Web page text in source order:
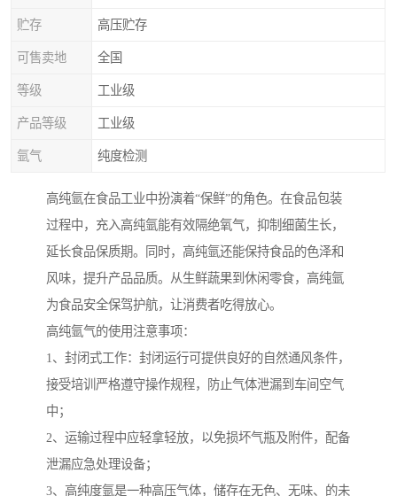
贮存 高压贮存
可售卖地 全国
等级 工业级
产品等级 工业级
氩气 纯度检测
高纯氩在食品工业中扮演着“保鲜”的角色。在食品包装
过程中，充入高纯氩能有效隔绝氧气，抑制细菌生长，
延长食品保质期。同时，高纯氩还能保持食品的色泽和
风味，提升产品品质。从生鲜蔬果到休闲零食，高纯氩
为食品安全保驾护航，让消费者吃得放心。
高纯氩气的使用注意事项：
1、封闭式工作：封闭运行可提供良好的自然通风条件，
接受培训严格遵守操作规程，防止气体泄漏到车间空气
中；
2、运输过程中应轻拿轻放，以免损坏气瓶及附件，配备
泄漏应急处理设备；
3、高纯度氩是一种高压气体，储存在无色、无味、的未